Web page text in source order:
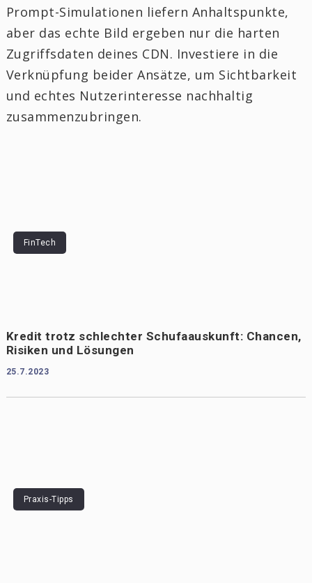
Prompt-Simulationen liefern Anhaltspunkte,
aber das echte Bild ergeben nur die harten
Zugriffsdaten deines CDN. Investiere in die
Verknüpfung beider Ansätze, um Sichtbarkeit
und echtes Nutzerinteresse nachhaltig
zusammenzubringen.
FinTech
Kredit trotz schlechter Schufaauskunft: Chancen,
Risiken und Lösungen
25.7.2023
Praxis-Tipps